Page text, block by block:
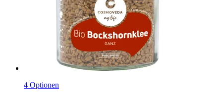
4 Optionen